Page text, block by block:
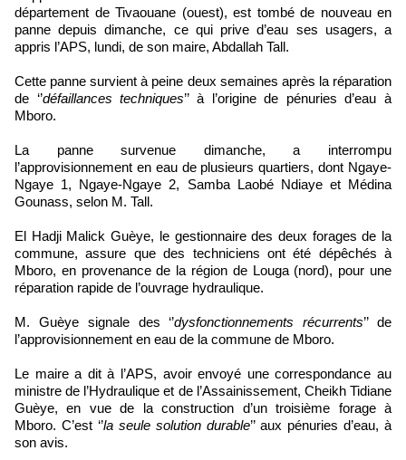
département de Tivaouane (ouest), est tombé de nouveau en
panne depuis dimanche, ce qui prive d’eau ses usagers, a
appris l’APS, lundi, de son maire, Abdallah Tall.
Cette panne survient à peine deux semaines après la réparation
de ‘’défaillances techniques’’ à l’origine de pénuries d’eau à
Mboro.
La panne survenue dimanche, a interrompu
l’approvisionnement en eau de plusieurs quartiers, dont Ngaye-
Ngaye 1, Ngaye-Ngaye 2, Samba Laobé Ndiaye et Médina
Gounass, selon M. Tall.
El Hadji Malick Guèye, le gestionnaire des deux forages de la
commune, assure que des techniciens ont été dépêchés à
Mboro, en provenance de la région de Louga (nord), pour une
réparation rapide de l’ouvrage hydraulique.
M. Guèye signale des ‘’dysfonctionnements récurrents’’ de
l’approvisionnement en eau de la commune de Mboro.
Le maire a dit à l’APS, avoir envoyé une correspondance au
ministre de l’Hydraulique et de l’Assainissement, Cheikh Tidiane
Guèye, en vue de la construction d’un troisième forage à
Mboro. C’est ‘’la seule solution durable’’ aux pénuries d’eau, à
son avis.